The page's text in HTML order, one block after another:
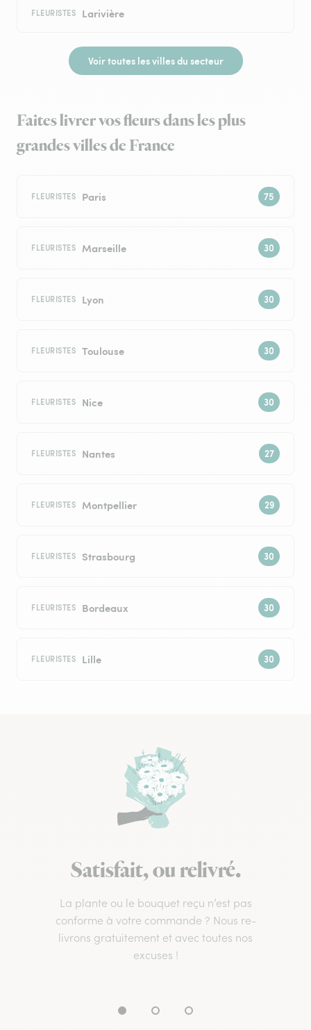
FLEURISTES Larivière
Voir toutes les villes du secteur
Faites livrer vos fleurs dans les plus
grandes villes de France
FLEURISTES Paris
FLEURISTES Marseille
FLEURISTES Lyon
FLEURISTES Toulouse
FLEURISTES Nice
FLEURISTES Nantes
FLEURISTES Montpellier
FLEURISTES Strasbourg
FLEURISTES Bordeaux
FLEURISTES Lille
Satisfait, ou relivré.
La plante ou le bouquet reçu n’est pas
conforme à votre commande ? Nous re-
livrons gratuitement et avec toutes nos
excuses !